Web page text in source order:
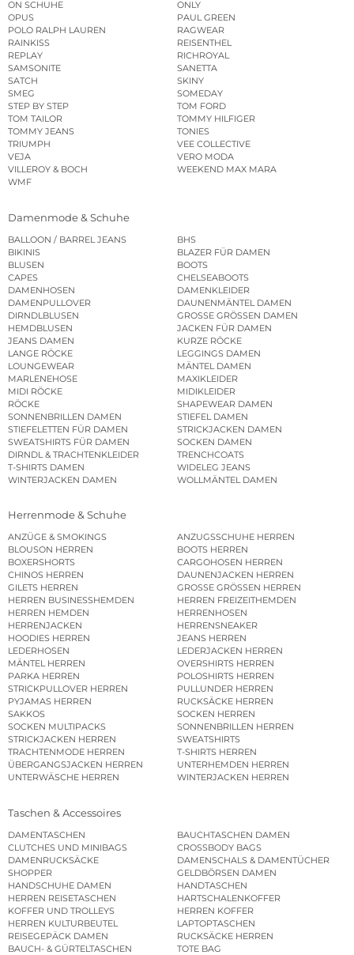
ON SCHUHE
ONLY
OPUS
PAUL GREEN
POLO RALPH LAUREN
RAGWEAR
RAINKISS
REISENTHEL
REPLAY
RICHROYAL
SAMSONITE
SANETTA
SATCH
SKINY
SMEG
SOMEDAY
STEP BY STEP
TOM FORD
TOM TAILOR
TOMMY HILFIGER
TOMMY JEANS
TONIES
TRIUMPH
VEE COLLECTIVE
VEJA
VERO MODA
VILLEROY & BOCH
WEEKEND MAX MARA
WMF
Damenmode & Schuhe
BALLOON / BARREL JEANS
BHS
BIKINIS
BLAZER FÜR DAMEN
BLUSEN
BOOTS
CAPES
CHELSEABOOTS
DAMENHOSEN
DAMENKLEIDER
DAMENPULLOVER
DAUNENMÄNTEL DAMEN
DIRNDLBLUSEN
GROSSE GRÖSSEN DAMEN
HEMDBLUSEN
JACKEN FÜR DAMEN
JEANS DAMEN
KURZE RÖCKE
LANGE RÖCKE
LEGGINGS DAMEN
LOUNGEWEAR
MÄNTEL DAMEN
MARLENEHOSE
MAXIKLEIDER
MIDI RÖCKE
MIDIKLEIDER
RÖCKE
SHAPEWEAR DAMEN
SONNENBRILLEN DAMEN
STIEFEL DAMEN
STIEFELETTEN FÜR DAMEN
STRICKJACKEN DAMEN
SWEATSHIRTS FÜR DAMEN
SOCKEN DAMEN
DIRNDL & TRACHTENKLEIDER
TRENCHCOATS
T-SHIRTS DAMEN
WIDELEG JEANS
WINTERJACKEN DAMEN
WOLLMÄNTEL DAMEN
Herrenmode & Schuhe
ANZÜGE & SMOKINGS
ANZUGSSCHUHE HERREN
BLOUSON HERREN
BOOTS HERREN
BOXERSHORTS
CARGOHOSEN HERREN
CHINOS HERREN
DAUNENJACKEN HERREN
GILETS HERREN
GROSSE GRÖSSEN HERREN
HERREN BUSINESSHEMDEN
HERREN FREIZEITHEMDEN
HERREN HEMDEN
HERRENHOSEN
HERRENJACKEN
HERRENSNEAKER
HOODIES HERREN
JEANS HERREN
LEDERHOSEN
LEDERJACKEN HERREN
MÄNTEL HERREN
OVERSHIRTS HERREN
PARKA HERREN
POLOSHIRTS HERREN
STRICKPULLOVER HERREN
PULLUNDER HERREN
PYJAMAS HERREN
RUCKSÄCKE HERREN
SAKKOS
SOCKEN HERREN
SOCKEN MULTIPACKS
SONNENBRILLEN HERREN
STRICKJACKEN HERREN
SWEATSHIRTS
TRACHTENMODE HERREN
T-SHIRTS HERREN
ÜBERGANGSJACKEN HERREN
UNTERHEMDEN HERREN
UNTERWÄSCHE HERREN
WINTERJACKEN HERREN
Taschen & Accessoires
DAMENTASCHEN
BAUCHTASCHEN DAMEN
CLUTCHES UND MINIBAGS
CROSSBODY BAGS
DAMENRUCKSÄCKE
DAMENSCHALS & DAMENTÜCHER
SHOPPER
GELDBÖRSEN DAMEN
HANDSCHUHE DAMEN
HANDTASCHEN
HERREN REISETASCHEN
HARTSCHALENKOFFER
KOFFER UND TROLLEYS
HERREN KOFFER
HERREN KULTURBEUTEL
LAPTOPTASCHEN
REISEGEPÄCK DAMEN
RUCKSÄCKE HERREN
BAUCH- & GÜRTELTASCHEN
TOTE BAG